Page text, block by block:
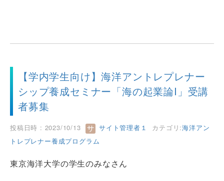
【学内学生向け】海洋アントレプレナー
シップ養成セミナー「海の起業論I」受講
者募集
投稿日時 : 2023/10/13 サイト管理者１ カテゴリ:海洋アン
トレプレナー養成プログラム
東京海洋大学の学生のみなさん